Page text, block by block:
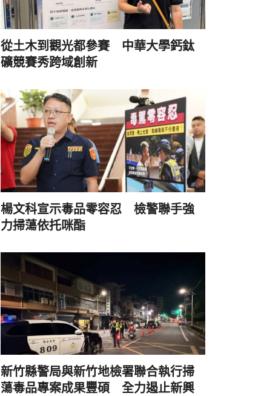
從土木到觀光都參賽 中華大學鈣鈦
礦競賽秀跨域創新
楊文科宣示毒品零容忍 檢警聯手強
力掃蕩依托咪酯
新竹縣警局與新竹地檢署聯合執行掃
蕩毒品專案成果豐碩 全力遏止新興